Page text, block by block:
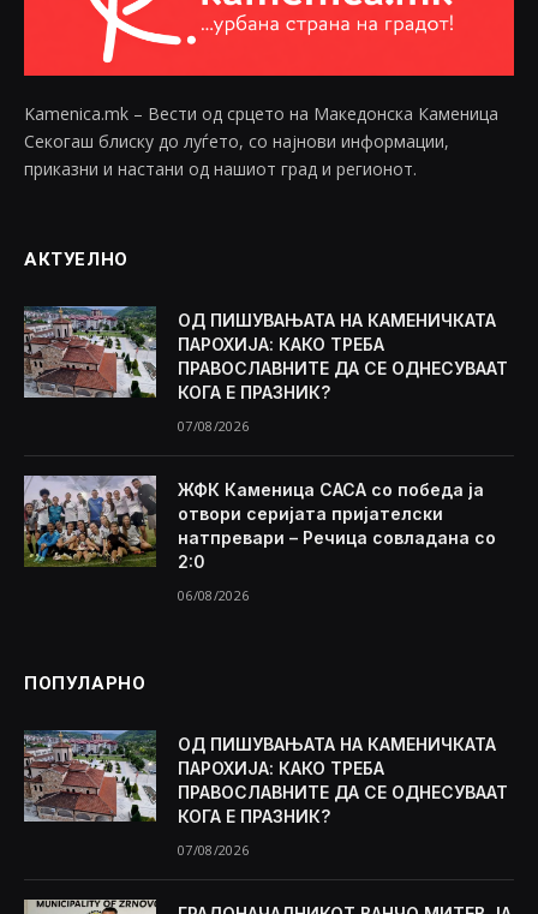
Kamenica.mk – Вести од срцето на Македонска Каменица
Секогаш блиску до луѓето, со најнови информации,
приказни и настани од нашиот град и регионот.
АКТУЕЛНО
ОД ПИШУВАЊАТА НА КАМЕНИЧКАТА
ПАРОХИЈА: КАКО ТРЕБА
ПРАВОСЛАВНИТЕ ДА СЕ ОДНЕСУВААТ
КОГА Е ПРАЗНИК?
07/08/2026
ЖФК Каменица САСА со победа ја
отвори серијата пријателски
натпревари – Речица совладана со
2:0
06/08/2026
ПОПУЛАРНО
ОД ПИШУВАЊАТА НА КАМЕНИЧКАТА
ПАРОХИЈА: КАКО ТРЕБА
ПРАВОСЛАВНИТЕ ДА СЕ ОДНЕСУВААТ
КОГА Е ПРАЗНИК?
07/08/2026